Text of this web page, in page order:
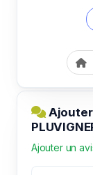
Ajouter
Ajouter un